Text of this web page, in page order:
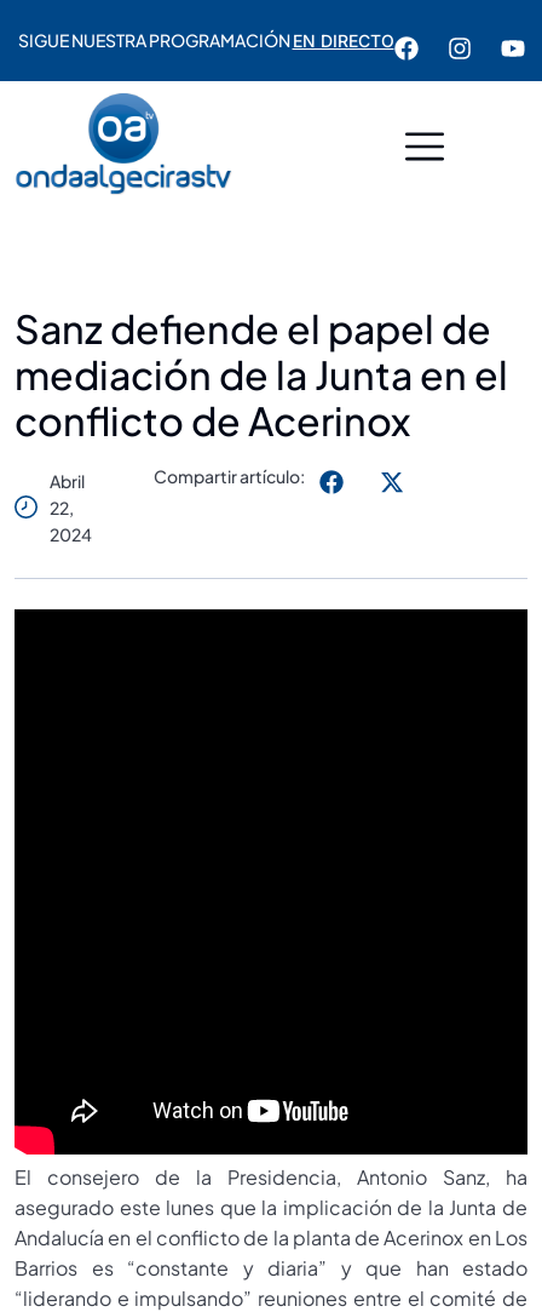
SIGUE NUESTRA PROGRAMACIÓNEN DIRECTO
Sanz defiende el papel de
mediación de la Junta en el
conflicto de Acerinox
Abril
22,
2024
Compartir artículo:
El consejero de la Presidencia, Antonio Sanz, ha
asegurado este lunes que la implicación de la Junta de
Andalucía en el conflicto de la planta de Acerinox en Los
Barrios es “constante y diaria” y que han estado
“liderando e impulsando” reuniones entre el comité de